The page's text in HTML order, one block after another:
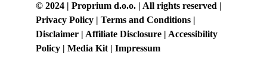
© 2024 | Proprium d.o.o. | All rights reserved |
Privacy Policy | Terms and Conditions |
Disclaimer | Affiliate Disclosure | Accessibility
Policy | Media Kit | Impressum